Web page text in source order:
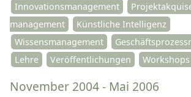
Innovationsmanagement
management
Künstliche Intelligenz
Wissensmanagement
Lehre
Veröffentlichungen Workshops
November 2004 - Mai 2006